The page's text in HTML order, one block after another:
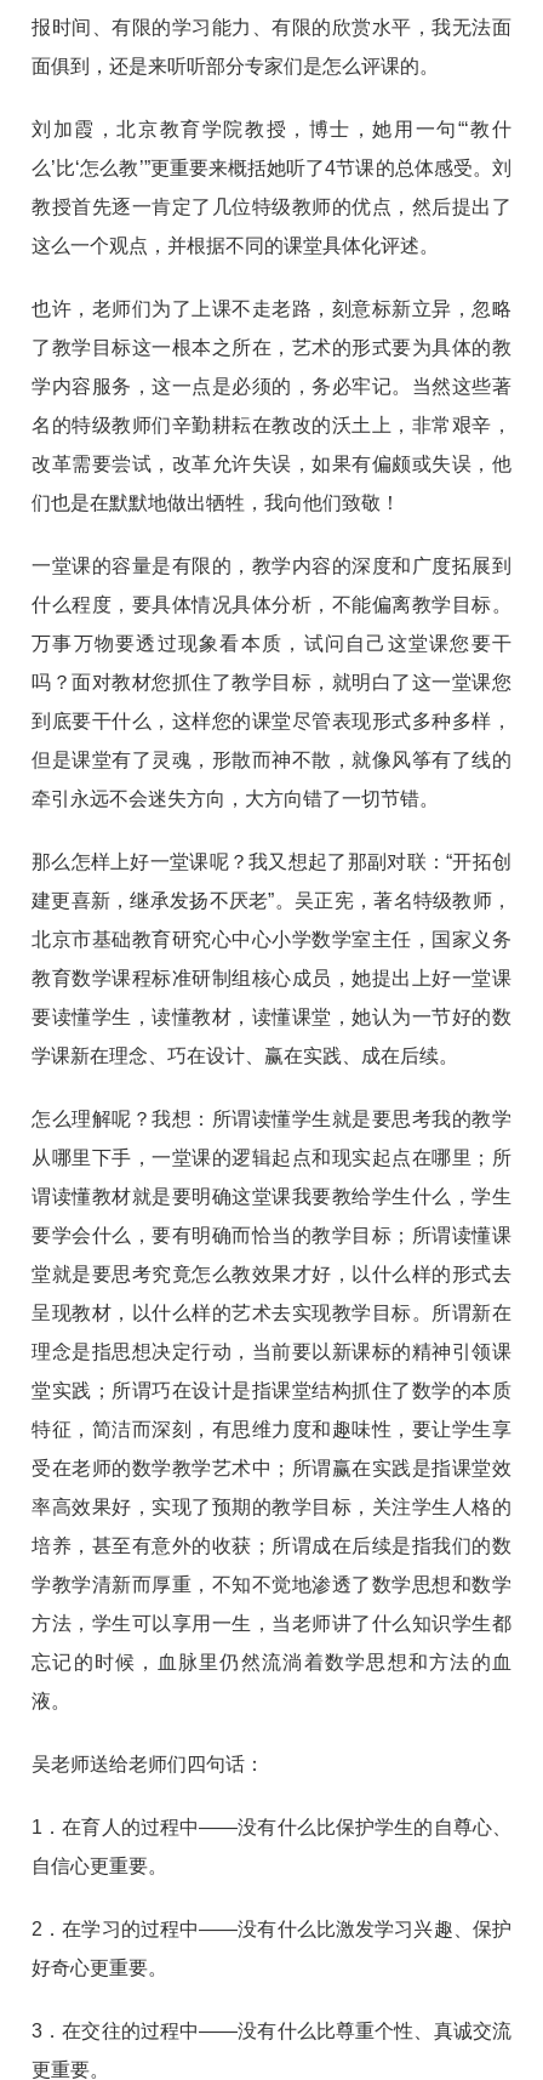
报时间、有限的学习能力、有限的欣赏水平，我无法面
面俱到，还是来听听部分专家们是怎么评课的。
刘加霞，北京教育学院教授，博士，她用一句“‘教什
么’比‘怎么教’”更重要来概括她听了4节课的总体感受。刘
教授首先逐一肯定了几位特级教师的优点，然后提出了
这么一个观点，并根据不同的课堂具体化评述。
也许，老师们为了上课不走老路，刻意标新立异，忽略
了教学目标这一根本之所在，艺术的形式要为具体的教
学内容服务，这一点是必须的，务必牢记。当然这些著
名的特级教师们辛勤耕耘在教改的沃土上，非常艰辛，
改革需要尝试，改革允许失误，如果有偏颇或失误，他
们也是在默默地做出牺牲，我向他们致敬！
一堂课的容量是有限的，教学内容的深度和广度拓展到
什么程度，要具体情况具体分析，不能偏离教学目标。
万事万物要透过现象看本质，试问自己这堂课您要干
吗？面对教材您抓住了教学目标，就明白了这一堂课您
到底要干什么，这样您的课堂尽管表现形式多种多样，
但是课堂有了灵魂，形散而神不散，就像风筝有了线的
牵引永远不会迷失方向，大方向错了一切节错。
那么怎样上好一堂课呢？我又想起了那副对联：“开拓创
建更喜新，继承发扬不厌老”。吴正宪，著名特级教师，
北京市基础教育研究心中心小学数学室主任，国家义务
教育数学课程标准研制组核心成员，她提出上好一堂课
要读懂学生，读懂教材，读懂课堂，她认为一节好的数
学课新在理念、巧在设计、赢在实践、成在后续。
怎么理解呢？我想：所谓读懂学生就是要思考我的教学
从哪里下手，一堂课的逻辑起点和现实起点在哪里；所
谓读懂教材就是要明确这堂课我要教给学生什么，学生
要学会什么，要有明确而恰当的教学目标；所谓读懂课
堂就是要思考究竟怎么教效果才好，以什么样的形式去
呈现教材，以什么样的艺术去实现教学目标。所谓新在
理念是指思想决定行动，当前要以新课标的精神引领课
堂实践；所谓巧在设计是指课堂结构抓住了数学的本质
特征，简洁而深刻，有思维力度和趣味性，要让学生享
受在老师的数学教学艺术中；所谓赢在实践是指课堂效
率高效果好，实现了预期的教学目标，关注学生人格的
培养，甚至有意外的收获；所谓成在后续是指我们的数
学教学清新而厚重，不知不觉地渗透了数学思想和数学
方法，学生可以享用一生，当老师讲了什么知识学生都
忘记的时候，血脉里仍然流淌着数学思想和方法的血
液。
吴老师送给老师们四句话：
1．在育人的过程中——没有什么比保护学生的自尊心、
自信心更重要。
2．在学习的过程中——没有什么比激发学习兴趣、保护
好奇心更重要。
3．在交往的过程中——没有什么比尊重个性、真诚交流
更重要。